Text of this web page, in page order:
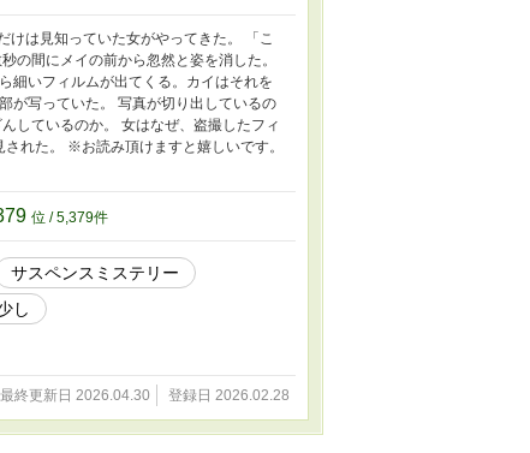
けは見知っていた女がやってきた。 「こ
の間にメイの前から忽然と姿を消した。
細いフィルムが出てくる。カイはそれを
が写っていた。 写真が切り出しているの
しているのか。 女はなぜ、盗撮したフィ
れた。 ※お読み頂けますと嬉しいです。
位 / 5,379件
サスペンスミステリー
し
最終更新日 2026.04.30 登録日 2026.02.28